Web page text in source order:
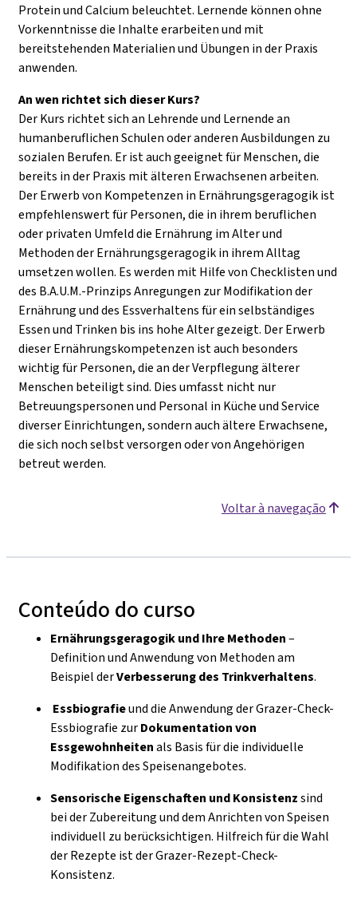
Protein und Calcium beleuchtet. Lernende können ohne
Vorkenntnisse die Inhalte erarbeiten und mit
bereitstehenden Materialien und Übungen in der Praxis
anwenden.
An wen richtet sich dieser Kurs?
Der Kurs richtet sich an Lehrende und Lernende an
humanberuflichen Schulen oder anderen Ausbildungen zu
sozialen Berufen. Er ist auch geeignet für Menschen, die
bereits in der Praxis mit älteren Erwachsenen arbeiten.
Der Erwerb von Kompetenzen in Ernährungsgeragogik ist
empfehlenswert für Personen, die in ihrem beruflichen
oder privaten Umfeld die Ernährung im Alter und
Methoden der Ernährungsgeragogik in ihrem Alltag
umsetzen wollen. Es werden mit Hilfe von Checklisten und
des B.A.U.M.-Prinzips Anregungen zur Modifikation der
Ernährung und des Essverhaltens für ein selbständiges
Essen und Trinken bis ins hohe Alter gezeigt. Der Erwerb
dieser Ernährungskompetenzen ist auch besonders
wichtig für Personen, die an der Verpflegung älterer
Menschen beteiligt sind. Dies umfasst nicht nur
Betreuungspersonen und Personal in Küche und Service
diverser Einrichtungen, sondern auch ältere Erwachsene,
die sich noch selbst versorgen oder von Angehörigen
betreut werden.
Voltar à navegação
Conteúdo do curso
Ernährungsgeragogik und Ihre Methoden–
Definition und Anwendung von Methoden am
Beispiel derVerbesserung des Trinkverhaltens.
Essbiografieund die Anwendung der Grazer-Check-
Essbiografie zurDokumentation von
Essgewohnheitenals Basis für die individuelle
Modifikation des Speisenangebotes.
Sensorische Eigenschaften und Konsistenzsind
bei der Zubereitung und dem Anrichten von Speisen
individuell zu berücksichtigen. Hilfreich für die Wahl
der Rezepte ist der Grazer-Rezept-Check-
Konsistenz.